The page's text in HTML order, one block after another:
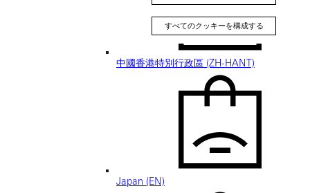
中國香港特別行政區 (ZH-HANT)
Japan (EN)
すべてのクッキーを構成する